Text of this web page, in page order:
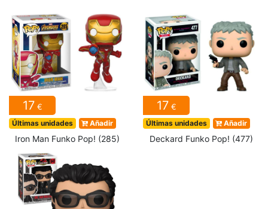
17 €
Últimas unidades Añadir
Iron Man Funko Pop! (285)
17 €
Últimas unidades Añadir
Deckard Funko Pop! (477)